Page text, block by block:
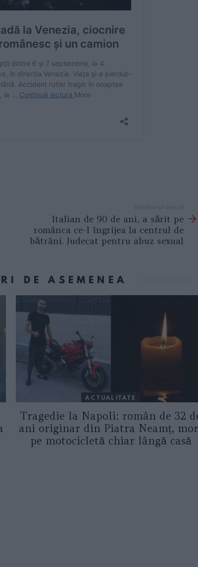
Următorul articol
Italian de 90 de ani, a sărit pe
românca ce-l îngrijea la centrul de
bătrâni. Judecat pentru abuz sexual
DE ASEMENEA
ACTUALITATE
Tragedie la Napoli: român de 32
ani originar din Piatra Neamț,
pe motocicletă chiar lângă casă